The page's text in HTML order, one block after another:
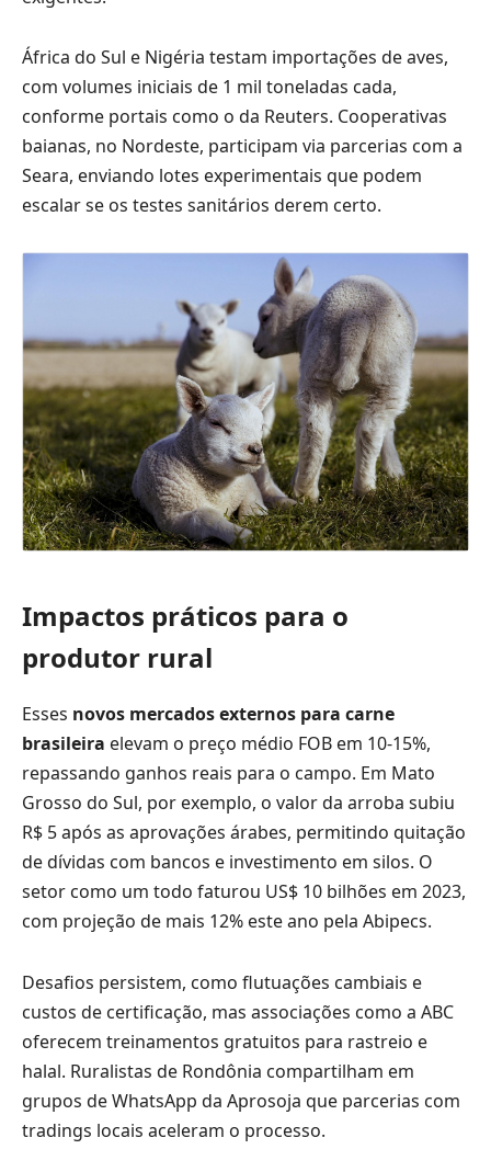
África do Sul e Nigéria testam importações de aves,
com volumes iniciais de 1 mil toneladas cada,
conforme portais como o da Reuters. Cooperativas
baianas, no Nordeste, participam via parcerias com a
Seara, enviando lotes experimentais que podem
escalar se os testes sanitários derem certo.
Impactos práticos para o
produtor rural
Esses novos mercados externos para carne
brasileira elevam o preço médio FOB em 10-15%,
repassando ganhos reais para o campo. Em Mato
Grosso do Sul, por exemplo, o valor da arroba subiu
R$ 5 após as aprovações árabes, permitindo quitação
de dívidas com bancos e investimento em silos. O
setor como um todo faturou US$ 10 bilhões em 2023,
com projeção de mais 12% este ano pela Abipecs.
Desafios persistem, como flutuações cambiais e
custos de certificação, mas associações como a ABC
oferecem treinamentos gratuitos para rastreio e
halal. Ruralistas de Rondônia compartilham em
grupos de WhatsApp da Aprosoja que parcerias com
tradings locais aceleram o processo.